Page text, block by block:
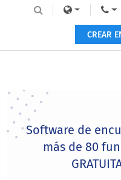
CREAR
Primary
Sidebar
Software de
más de 80